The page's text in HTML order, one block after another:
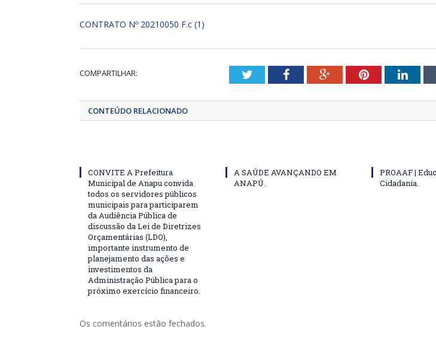
CONTRATO Nº 20210050 F.c (1)
COMPARTILHAR: TwitterFacebookGoogle+Pinterest
CONTEÚDO RELACIONADO
CONVITE A Prefeitura
Municipal de Anapu convida
todos os servidores públicos
municipais para participarem
da Audiência Pública de
discussão da Lei de Diretrizes
Orçamentárias (LDO),
importante instrumento de
planejamento das ações e
investimentos da
Administração Pública para o
próximo exercício financeiro.
A SAÚDE AVANÇANDO EM
ANAPÚ.
PROAAF |
Cidadania.
Os comentários estão fechados.